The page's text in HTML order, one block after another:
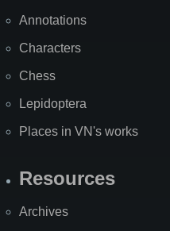
Annotations
Characters
Chess
Lepidoptera
Places in VN's works
Resources
Archives